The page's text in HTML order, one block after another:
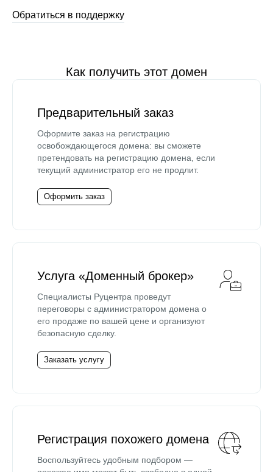
Обратиться в поддержку
Как получить этот домен
Предварительный заказ
Оформите заказ на регистрацию
освобождающегося домена: вы сможете
претендовать на регистрацию домена, если
текущий администратор его не продлит.
Оформить заказ
Услуга «Доменный брокер»
Специалисты Руцентра проведут
переговоры с администратором домена о
его продаже по вашей цене и организуют
безопасную сделку.
Заказать услугу
Регистрация похожего домена
Воспользуйтесь удобным подбором —